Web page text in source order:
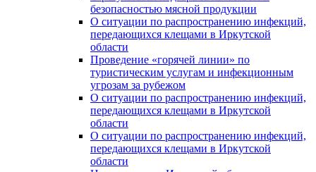
безопасностью мясной продукции
О ситуации по распространению инфекций,
передающихся клещами в Иркутской
области
Проведение «горячей линии» по
туристическим услугам и инфекционным
угрозам за рубежом
О ситуации по распространению инфекций,
передающихся клещами в Иркутской
области
О ситуации по распространению инфекций,
передающихся клещами в Иркутской
области